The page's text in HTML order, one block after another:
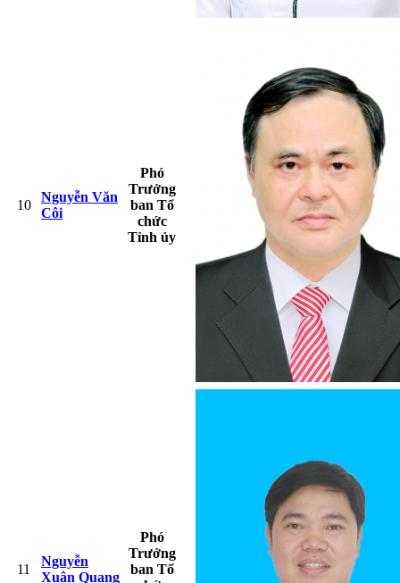
10
Nguyễn Văn
Côi
Phó
Trưởng
ban Tổ
chức
Tỉnh ủy
11
Nguyễn
Xuân Quang
Phó
Trưởng
ban Tổ